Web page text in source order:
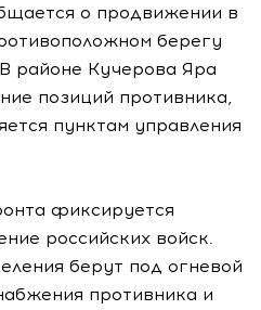
о продвижении в
берегу
районе Кучерова Яра
позиций противника,
пунктам управления
фиксируется
российских войск.
берут под огневой
противника и